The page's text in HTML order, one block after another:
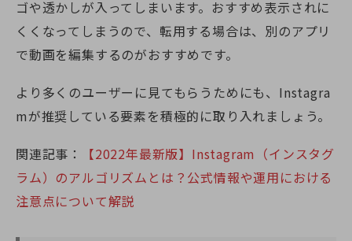
ゴや透かしが入ってしまいます。おすすめ表示されに
くくなってしまうので、転用する場合は、別のアプリ
で動画を編集するのがおすすめです。
より多くのユーザーに見てもらうためにも、Instagra
mが推奨している要素を積極的に取り入れましょう。
関連記事：
【2022年最新版】Instagram（インスタグ
ラム）のアルゴリズムとは？公式情報や運用における
注意点について解説